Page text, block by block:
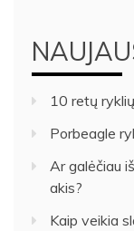
10 retų
Porbeagle
Ar galėčiau
akis?
Kaip veikia